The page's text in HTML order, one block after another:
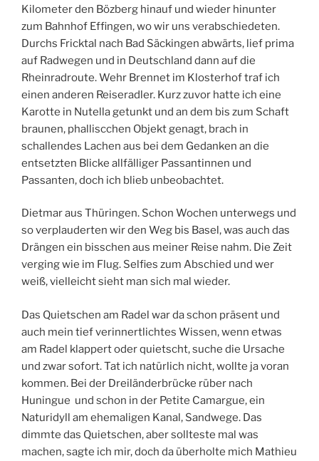
Kilometer den Bözberg hinauf und wieder hinunter
zum Bahnhof Effingen, wo wir uns verabschiedeten.
Durchs Fricktal nach Bad Säckingen abwärts, lief prima
auf Radwegen und in Deutschland dann auf die
Rheinradroute. Wehr Brennet im Klosterhof traf ich
einen anderen Reiseradler. Kurz zuvor hatte ich eine
Karotte in Nutella getunkt und an dem bis zum Schaft
braunen, phalliscchen Objekt genagt, brach in
schallendes Lachen aus bei dem Gedanken an die
entsetzten Blicke allfälliger Passantinnen und
Passanten, doch ich blieb unbeobachtet.
Dietmar aus Thüringen. Schon Wochen unterwegs und
so verplauderten wir den Weg bis Basel, was auch das
Drängen ein bisschen aus meiner Reise nahm. Die Zeit
verging wie im Flug. Selfies zum Abschied und wer
weiß, vielleicht sieht man sich mal wieder.
Das Quietschen am Radel war da schon präsent und
auch mein tief verinnertlichtes Wissen, wenn etwas
am Radel klappert oder quietscht, suche die Ursache
und zwar sofort. Tat ich natürlich nicht, wollte ja voran
kommen. Bei der Dreiländerbrücke rüber nach
Huningue und schon in der Petite Camargue, ein
Naturidyll am ehemaligen Kanal, Sandwege. Das
dimmte das Quietschen, aber sollteste mal was
machen, sagte ich mir, doch da überholte mich Mathieu